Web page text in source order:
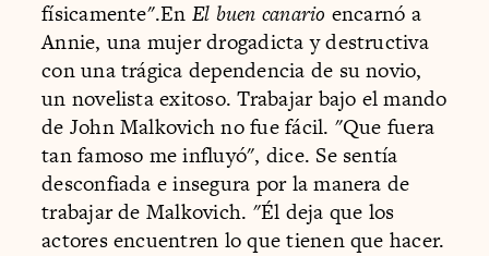
físicamente".En El buen canario encarnó a
Annie, una mujer drogadicta y destructiva
con una trágica dependencia de su novio,
un novelista exitoso. Trabajar bajo el mando
de John Malkovich no fue fácil. "Que fuera
tan famoso me influyó", dice. Se sentía
desconfiada e insegura por la manera de
trabajar de Malkovich. "Él deja que los
actores encuentren lo que tienen que hacer.